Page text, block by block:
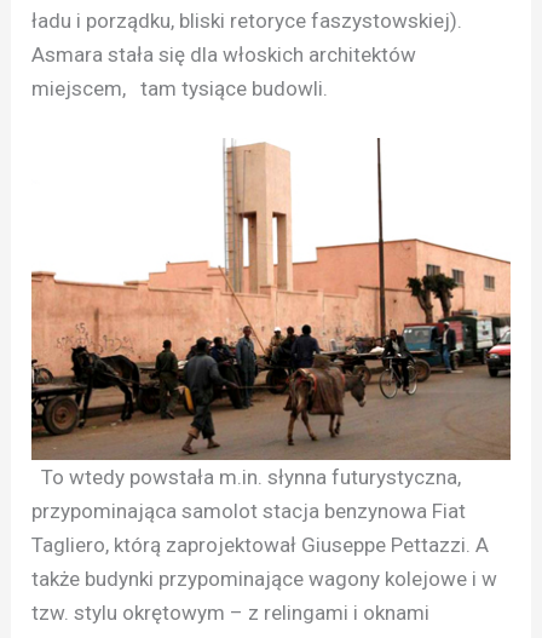
ładu i porządku, bliski retoryce faszystowskiej).
Asmara stała się dla włoskich architektów
miejscem, tam tysiące budowli.
To wtedy powstała m.in. słynna futurystyczna,
przypominająca samolot stacja benzynowa Fiat
Tagliero, którą zaprojektował Giuseppe Pettazzi. A
także budynki przypominające wagony kolejowe i w
tzw. stylu okrętowym – z relingami i oknami